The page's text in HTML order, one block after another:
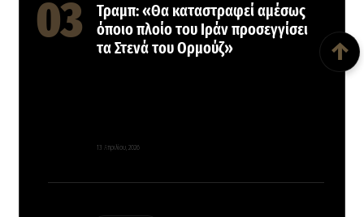
Τραμπ: «Θα καταστραφεί αμέσως
όποιο πλοίο του Ιράν προσεγγίσει
τα Στενά του Ορμούζ»
13 Απριλίου, 2026
↑